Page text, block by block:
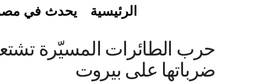
الرئيسية يحدث في
حرب الطائرات المسيّرة
ضرباتها على بيروت